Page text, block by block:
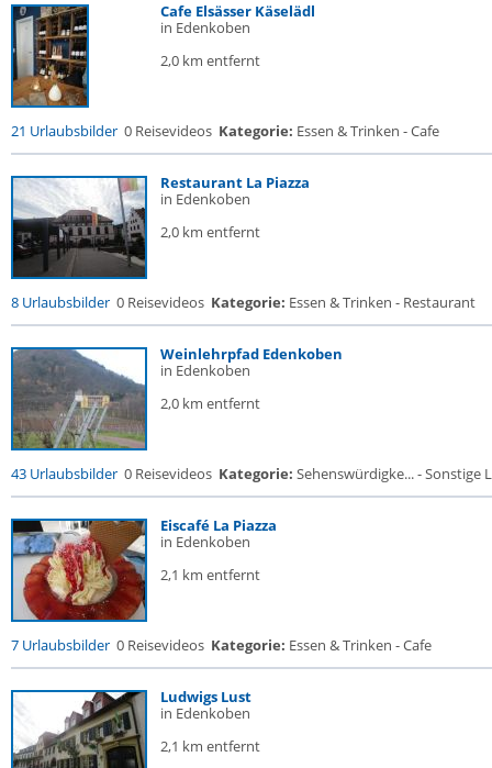
Cafe Elsässer Käselädl
in Edenkoben
2,0 km entfernt
21 Urlaubsbilder 0 Reisevideos Kategorie: Essen & Trinken - Cafe
Restaurant La Piazza
in Edenkoben
2,0 km entfernt
8 Urlaubsbilder 0 Reisevideos Kategorie: Essen & Trinken - Restaurant
Weinlehrpfad Edenkoben
in Edenkoben
2,0 km entfernt
43 Urlaubsbilder 0 Reisevideos Kategorie: Sehenswürdigke... - Sonstige
Eiscafé La Piazza
in Edenkoben
2,1 km entfernt
7 Urlaubsbilder 0 Reisevideos Kategorie: Essen & Trinken - Cafe
Ludwigs Lust
in Edenkoben
2,1 km entfernt